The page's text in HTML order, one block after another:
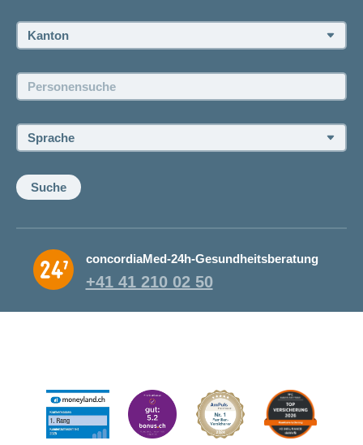
Offene Stellen
Kanton:
Personensuche:
Sprache:
Suche
concordiaMed-24h-Gesundheitsberatung
+41 41 210 02 50